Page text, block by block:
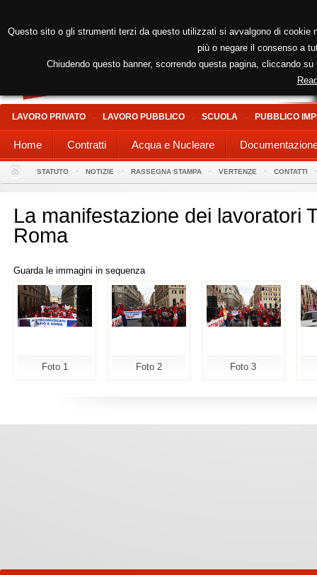
LAVORO PRIVATO LAVORO PUBBLICO SCUOLA PUBBLICO
Home Contratti Acqua e Nucleare
STATUTO NOTIZIE RASSEGNA STAMPA VERTENZE CONTATTI
La manifestazione dei lavoratori
Roma
Guarda le immagini in sequenza
Foto 1 Foto 2 Foto 3
Questo sito o gli strumenti terzi da questo utilizzati si avvalgono di
più o negare il consenso a
Chiudendo questo banner, scorrendo questa pagina, cliccando